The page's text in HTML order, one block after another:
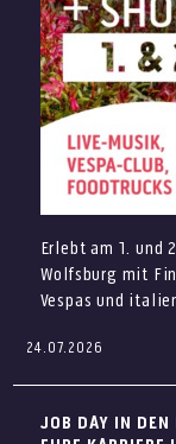
Pflegeprodukten
24.07.2026
Erlebt am 1. und
Wolfsburg mit
Vespas und
Italienisches
Euch auf Musik,
JOB DAY IN DEN